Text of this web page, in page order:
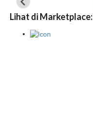
Lihat di Marketplace: